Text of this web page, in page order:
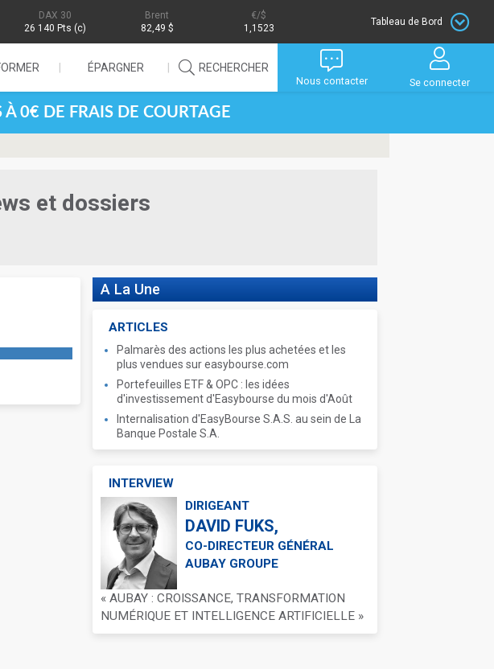
DAX 30
26 140 Pts (c)
Brent
82,49 $
/$
1,1523
Tableau de Bord
ÉPARGNER RECHERCHER
Nous contacter Se connecter
0€ DE FRAIS DE COURTAGE
et dossiers
A La Une
ARTICLES
Palmarès des actions les plus achetées et les
plus vendues sur easybourse.com
Portefeuilles ETF & OPC : les idées
d'investissement d'Easybourse du mois d'Août
Internalisation d'EasyBourse S.A.S. au sein de La
Banque Postale S.A.
INTERVIEW
DIRIGEANT
DAVID FUKS,
CO-DIRECTEUR GÉNÉRAL
AUBAY GROUPE
« AUBAY : CROISSANCE, TRANSFORMATION
NUMÉRIQUE ET INTELLIGENCE ARTIFICIELLE »